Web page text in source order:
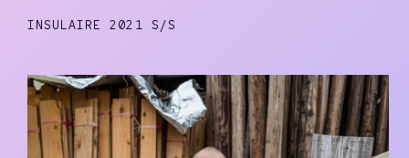
INSULAIRE 2021 S/S